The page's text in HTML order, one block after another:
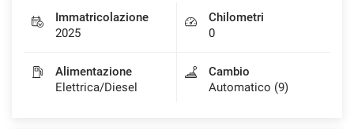
Immatricolazione
2025
Chilometri
0
Alimentazione
Elettrica/Diesel
Cambio
Automatico (9)